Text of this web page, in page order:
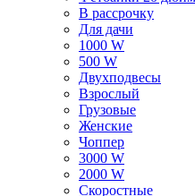
В рассрочку
Для дачи
1000 W
500 W
Двухподвесы
Взрослый
Грузовые
Женские
Чоппер
3000 W
2000 W
Скоростные